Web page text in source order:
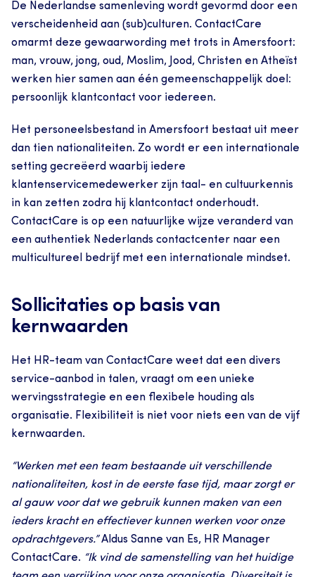
De Nederlandse samenleving wordt gevormd door een
verscheidenheid aan (sub)culturen. ContactCare
omarmt deze gewaarwording met trots in Amersfoort:
man, vrouw, jong, oud, Moslim, Jood, Christen en Atheïst
werken hier samen aan één gemeenschappelijk doel:
persoonlijk klantcontact voor iedereen.
Het personeelsbestand in Amersfoort bestaat uit meer
dan tien nationaliteiten. Zo wordt er een internationale
setting gecreëerd waarbij iedere
klantenservicemedewerker zijn taal- en cultuurkennis
in kan zetten zodra hij klantcontact onderhoudt.
ContactCare is op een natuurlijke wijze veranderd van
een authentiek Nederlands contactcenter naar een
multicultureel bedrijf met een internationale mindset.
Sollicitaties op basis van
kernwaarden
Het HR-team van ContactCare weet dat een divers
service-aanbod in talen, vraagt om een unieke
wervingsstrategie en een flexibele houding als
organisatie. Flexibiliteit is niet voor niets een van de vijf
kernwaarden.
“Werken met een team bestaande uit verschillende
nationaliteiten, kost in de eerste fase tijd, maar zorgt er
al gauw voor dat we gebruik kunnen maken van een
ieders kracht en effectiever kunnen werken voor onze
opdrachtgevers.” Aldus Sanne van Es, HR Manager
ContactCare. “Ik vind de samenstelling van het huidige